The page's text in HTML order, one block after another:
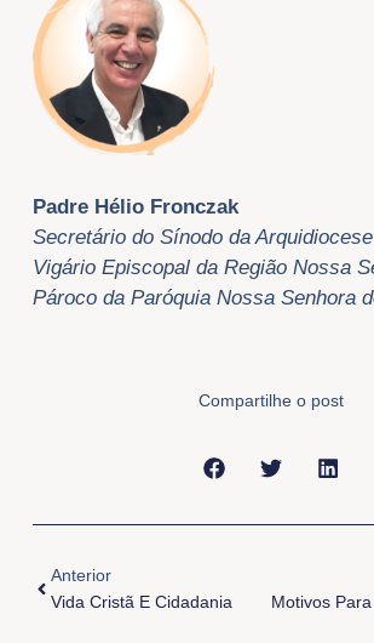
Padre Hélio Fronczak
Secretário do Sínodo da
Vigário Episcopal da Região Nossa
Pároco da Paróquia Nossa Senhora
Compartilhe o post
Anterior
Vida Cristã E Cidadania